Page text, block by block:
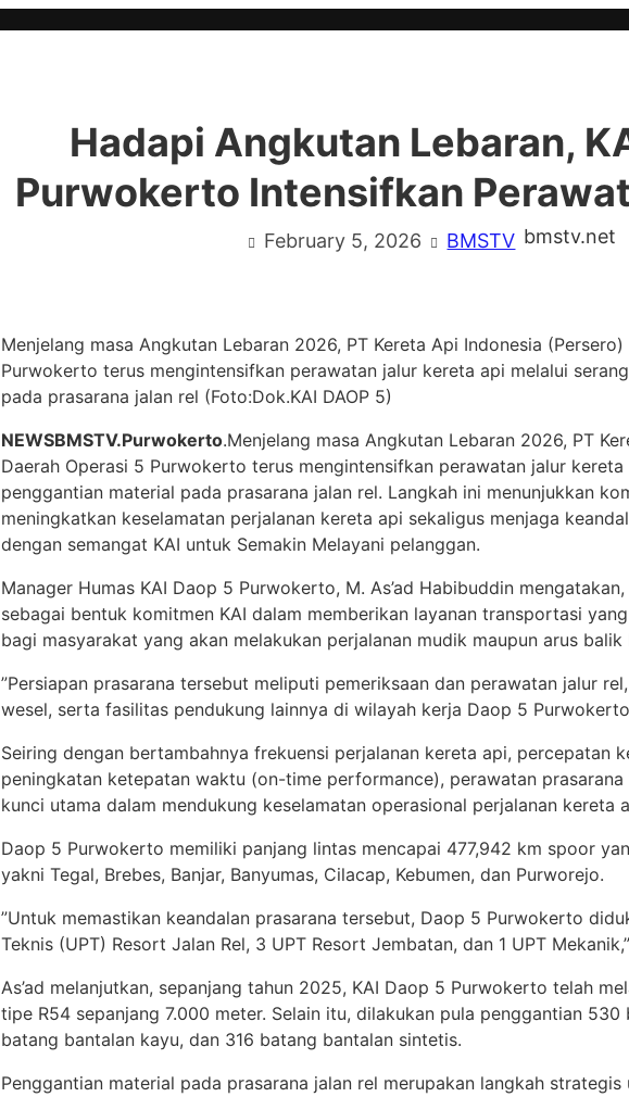
Hadapi Angkutan Lebaran,
Purwokerto Intensifkan
February 5, 2026 BMSTV bmstv.net
Menjelang masa Angkutan Lebaran 2026, PT Kereta Api Indonesia
Purwokerto terus mengintensifkan perawatan jalur kereta api melalui
pada prasarana jalan rel (Foto:Dok.KAI DAOP 5)
NEWSBMSTV.Purwokerto.Menjelang masa Angkutan Lebaran 2026, PT
Daerah Operasi 5 Purwokerto terus mengintensifkan perawatan jalur
penggantian material pada prasarana jalan rel. Langkah ini menunjukkan
meningkatkan keselamatan perjalanan kereta api sekaligus menjaga
dengan semangat KAI untuk Semakin Melayani pelanggan.
Manager Humas KAI Daop 5 Purwokerto, M. As’ad Habibuddin
sebagai bentuk komitmen KAI dalam memberikan layanan transportasi
bagi masyarakat yang akan melakukan perjalanan mudik maupun arus balik
”Persiapan prasarana tersebut meliputi pemeriksaan dan perawatan jalur
wesel, serta fasilitas pendukung lainnya di wilayah kerja Daop 5
Seiring dengan bertambahnya frekuensi perjalanan kereta api, percepatan
peningkatan ketepatan waktu (on-time performance), perawatan
kunci utama dalam mendukung keselamatan operasional perjalanan kereta
Daop 5 Purwokerto memiliki panjang lintas mencapai 477,942 km spoor
yakni Tegal, Brebes, Banjar, Banyumas, Cilacap, Kebumen, dan Purworejo.
”Untuk memastikan keandalan prasarana tersebut, Daop 5 Purwokerto
Teknis (UPT) Resort Jalan Rel, 3 UPT Resort Jembatan, dan 1 UPT
As’ad melanjutkan, sepanjang tahun 2025, KAI Daop 5 Purwokerto telah
tipe R54 sepanjang 7.000 meter. Selain itu, dilakukan pula penggantian 530
batang bantalan kayu, dan 316 batang bantalan sintetis.
Penggantian material pada prasarana jalan rel merupakan langkah